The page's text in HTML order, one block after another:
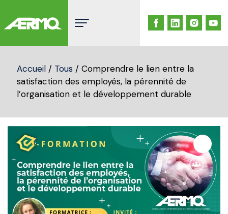
content
Accueil / Tous / Comprendre le lien entre la
satisfaction des employés, la pérennité de
l’organisation et le développement durable